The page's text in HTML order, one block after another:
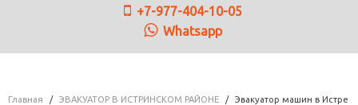
+7-977-404-10-05
Whatsapp
Главная ЭВАКУАТОР В ИСТРИНСКОМ РАЙОНЕ Эвакуатор машин в Истре